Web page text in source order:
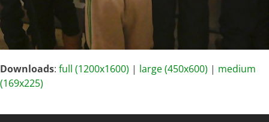
Downloads: full (1200x1600) | large (450x600) | medium
(169x225)